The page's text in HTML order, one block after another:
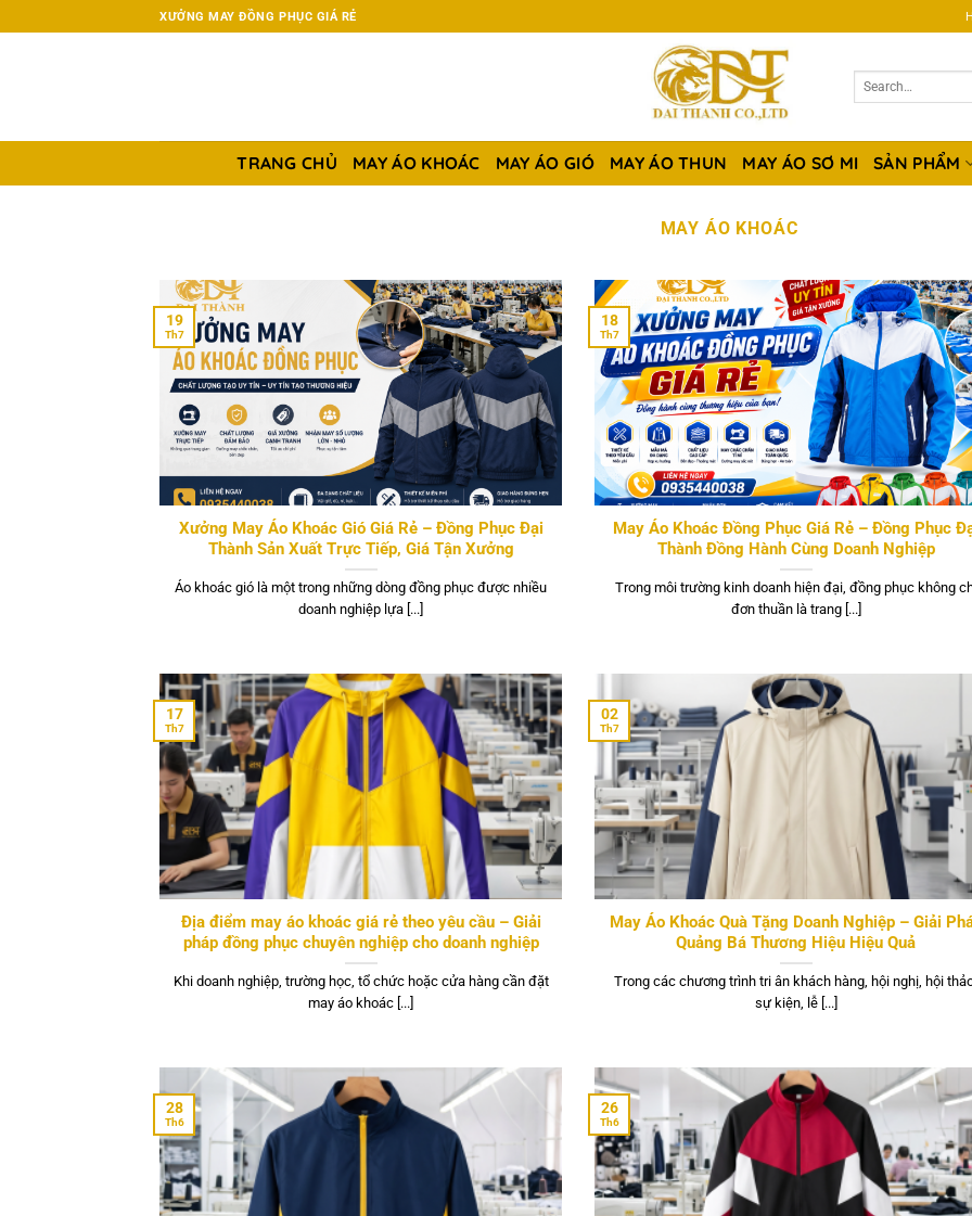
đến
XƯỞNG MAY ĐỒNG PHỤC GIÁ RẺ
TRANG CHỦ MAY ÁO KHOÁC MAY ÁO GIÓ MAY ÁO THUN MAY ÁO SƠ MI SẢN PHẨM
MAY ÁO KHOÁC
Xưởng May Áo Khoác Gió Giá Rẻ – Đồng Phục Đại
Thành Sản Xuất Trực Tiếp, Giá Tận Xưởng
Áo khoác gió là một trong những dòng đồng phục được nhiều
doanh nghiệp lựa [...]
19
Th7
May Áo Khoác Đồng Phục Giá Rẻ – Đồng Phục
Thành Đồng Hành Cùng Doanh Nghiệp
Trong môi trường kinh doanh hiện đại, đồng phục không
đơn thuần là trang [...]
18
Th7
Địa điểm may áo khoác giá rẻ theo yêu cầu – Giải
pháp đồng phục chuyên nghiệp cho doanh nghiệp
Khi doanh nghiệp, trường học, tổ chức hoặc cửa hàng cần đặt
may áo khoác [...]
17
Th7
May Áo Khoác Quà Tặng Doanh Nghiệp – Giải
Quảng Bá Thương Hiệu Hiệu Quả
Trong các chương trình tri ân khách hàng, hội nghị, hội
sự kiện, lễ [...]
02
Th7
28
Th6
26
Th6